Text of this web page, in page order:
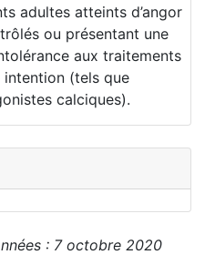
adultes atteints d’angor
ou présentant une
aux traitements
(tels que
calciques).
: 7 octobre 2020